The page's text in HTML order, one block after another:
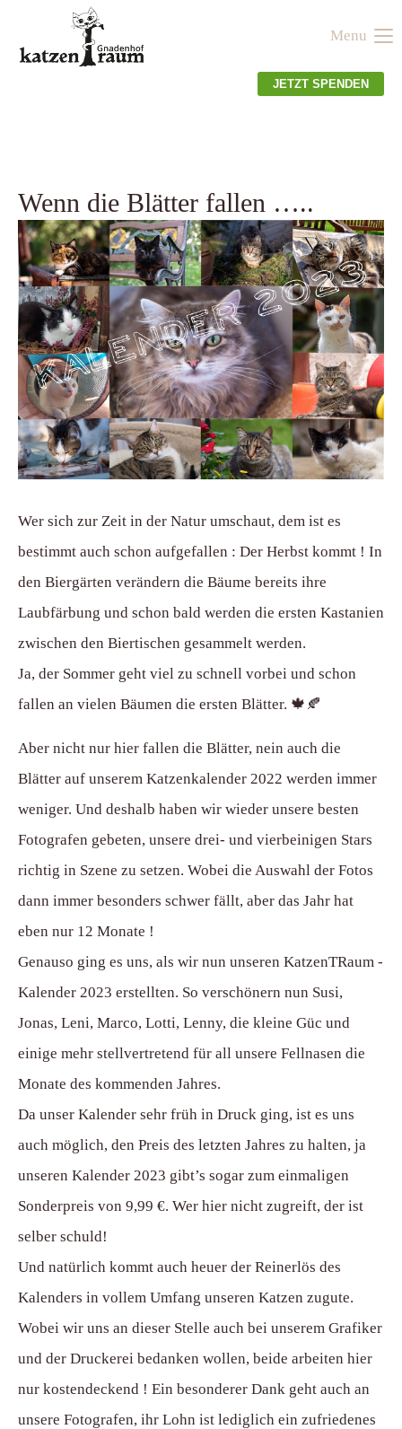
Der Eintrag "offcanvas-col1" existiert leider nicht.
Der Eintrag "offcanvas-col4" existiert leider nicht.
Menu
JETZT SPENDEN
Wenn die Blätter fallen …..
Wer sich zur Zeit in der Natur umschaut, dem ist es
bestimmt auch schon aufgefallen : Der Herbst kommt ! In
den Biergärten verändern die Bäume bereits ihre
Laubfärbung und schon bald werden die ersten Kastanien
zwischen den Biertischen gesammelt werden.
Ja, der Sommer geht viel zu schnell vorbei und schon
fallen an vielen Bäumen die ersten Blätter. 🍁🍂
Aber nicht nur hier fallen die Blätter, nein auch die
Blätter auf unserem Katzenkalender 2022 werden immer
weniger. Und deshalb haben wir wieder unsere besten
Fotografen gebeten, unsere drei- und vierbeinigen Stars
richtig in Szene zu setzen. Wobei die Auswahl der Fotos
dann immer besonders schwer fällt, aber das Jahr hat
eben nur 12 Monate !
Genauso ging es uns, als wir nun unseren KatzenTRaum -
Kalender 2023 erstellten. So verschönern nun Susi,
Jonas, Leni, Marco, Lotti, Lenny, die kleine Güc und
einige mehr stellvertretend für all unsere Fellnasen die
Monate des kommenden Jahres.
Da unser Kalender sehr früh in Druck ging, ist es uns
auch möglich, den Preis des letzten Jahres zu halten, ja
unseren Kalender 2023 gibt’s sogar zum einmaligen
Sonderpreis von 9,99 €. Wer hier nicht zugreift, der ist
selber schuld!
Und natürlich kommt auch heuer der Reinerlös des
Kalenders in vollem Umfang unseren Katzen zugute.
Wobei wir uns an dieser Stelle auch bei unserem Grafiker
und der Druckerei bedanken wollen, beide arbeiten hier
nur kostendeckend ! Ein besonderer Dank geht auch an
unsere Fotografen, ihr Lohn ist lediglich ein zufriedenes